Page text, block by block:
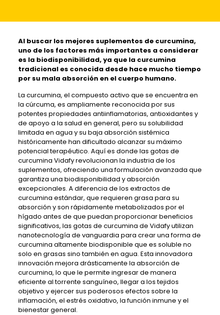
Al buscar los mejores suplementos de curcumina,
uno de los factores más importantes a considerar
es la biodisponibilidad, ya que la curcumina
tradicional es conocida desde hace mucho tiempo
por su mala absorción en el cuerpo humano.
La curcumina, el compuesto activo que se encuentra en
la cúrcuma, es ampliamente reconocida por sus
potentes propiedades antiinflamatorias, antioxidantes y
de apoyo a la salud en general, pero su solubilidad
limitada en agua y su baja absorción sistémica
históricamente han dificultado alcanzar su máximo
potencial terapéutico. Aquí es donde las gotas de
curcumina Vidafy revolucionan la industria de los
suplementos, ofreciendo una formulación avanzada que
garantiza una biodisponibilidad y absorción
excepcionales. A diferencia de los extractos de
curcumina estándar, que requieren grasa para su
absorción y son rápidamente metabolizados por el
hígado antes de que puedan proporcionar beneficios
significativos, las gotas de curcumina de Vidafy utilizan
nanotecnología de vanguardia para crear una forma de
curcumina altamente biodisponible que es soluble no
solo en grasas sino también en agua. Esta innovadora
innovación mejora drásticamente la absorción de
curcumina, lo que le permite ingresar de manera
eficiente al torrente sanguíneo, llegar a los tejidos
objetivo y ejercer sus poderosos efectos sobre la
inflamación, el estrés oxidativo, la función inmune y el
bienestar general.